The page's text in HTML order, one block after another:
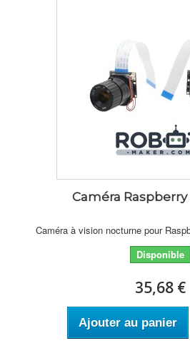
Caméra Raspberry
Caméra à vision nocturne pour
Disponible
35,68 €
Ajouter au panier